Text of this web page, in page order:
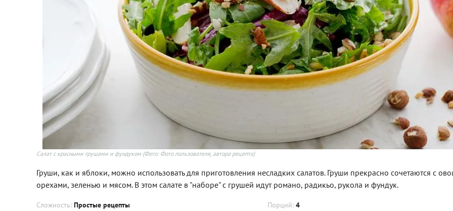
Салат с красными грушами и фундуком (Фото: Фото пользователя, автора рецепта)
Груши, как и яблоки, можно использовать для приготовления несладких салатов. Груши прекрасно сочетаются с
орехами, зеленью и мясом. В этом салате в "наборе" с грушей идут романо, радикьо, рукола и фундук.
Сложность: Простые рецепты Порций: 4